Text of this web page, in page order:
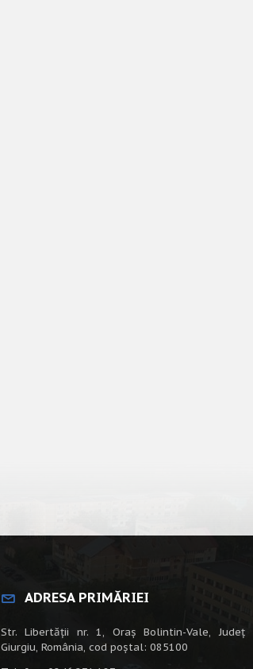
ADRESA PRIMĂRIEI
Str. Libertății nr. 1, Oraș Bolintin-Vale, Județ
Giurgiu, România, cod poștal: 085100